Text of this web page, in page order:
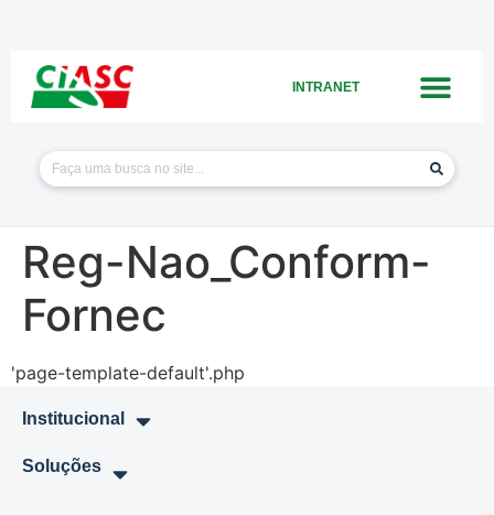
INTRANET
Reg-Nao_Conform-
Fornec
'page-template-default'.php
Institucional
Soluções